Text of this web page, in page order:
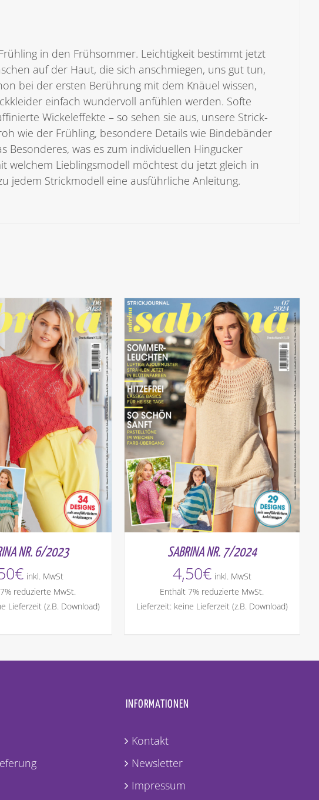
in den Frühsommer. Leichtigkeit bestimmt jetzt
auf der Haut, die sich anschmiegen, uns gut tun,
bei der ersten Berührung mit dem Knäuel wissen,
einfach wundervoll anfühlen werden. Softe
Wickeleffekte – so sehen sie aus, unsere Strick-
wie der Frühling, besondere Details wie Bindebänder
Besonderes, was es zum individuellen Hingucker
welchem Lieblingsmodell möchtest du jetzt gleich in
jedem Strickmodell eine ausführliche Anleitung.
NR. 6/2023
€ inkl. MwSt
reduzierte MwSt.
Lieferzeit (z.B. Download)
SABRINA NR. 7/2024
4,50€ inkl. MwSt
Enthält 7% reduzierte MwSt.
Lieferzeit: keine Lieferzeit (z.B. Download)
INFORMATIONEN
Kontakt
Newsletter
Impressum